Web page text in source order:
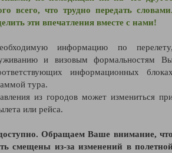
всего, что трудно передать
эти впечатления вместе с нами!
информацию по
и визовым формальностям
информационных
тура.
из городов может измениться
или рейса.
Обращаем Ваше внимание,
смещены из-за изменений в